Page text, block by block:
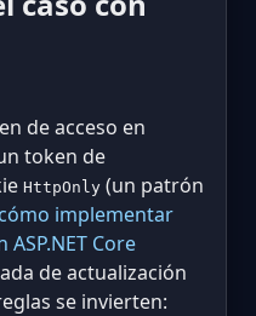
de acceso en
token de
HttpOnly (un patrón
cómo implementar
Core
de actualización
se invierten: